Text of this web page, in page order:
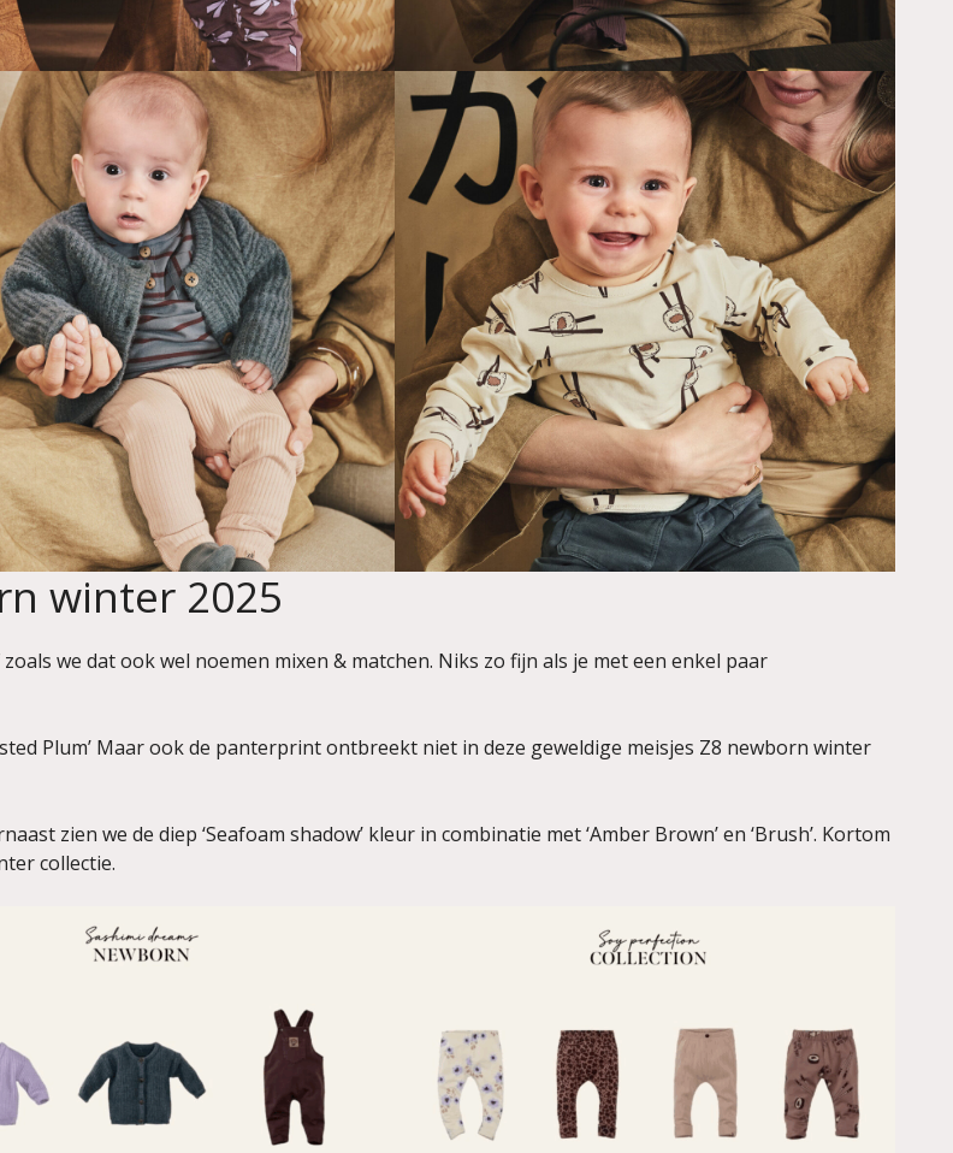
winter 2025
we dat ook wel noemen mixen & matchen. Niks zo fijn als je met een enkel paar
Plum’ Maar ook de panterprint ontbreekt niet in deze geweldige meisjes Z8 newborn winter
zien we de diep ‘Seafoam shadow’ kleur in combinatie met ‘Amber Brown’ en ‘Brush’. Kortom
collectie.